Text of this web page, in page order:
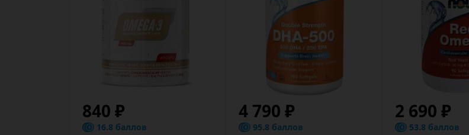
840 ₽
16.8 баллов
4 790 ₽
95.8 баллов
2 690 ₽
53.8 баллов